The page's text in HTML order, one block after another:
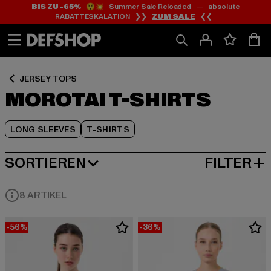
Zum
Inhalt
springen
Zum
Fußzeile
springen
BIS ZU -65%😲💥 Summer Sale Reloaded — absolute
RABATTESKALATION ❯❯ ZUM SALE ❮❮
JERSEY TOPS
MOROTAI T-SHIRTS
LONG SLEEVES T-SHIRTS
Zum
Produktraster
springen
SORTIEREN
BELIEBTESTE FILTER
8 ARTIKEL
-56% -36%